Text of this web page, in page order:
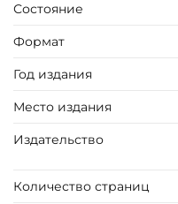
Состояние
Формат
Год издания
Место издания
Издательство
Количество страниц